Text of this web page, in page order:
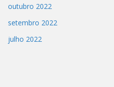
outubro 2022
setembro 2022
julho 2022